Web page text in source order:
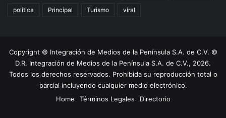
política Principal Turismo viral
Copyright © Integración de Medios de la Península S.A. de C.V. ©
D.R. Integración de Medios de la Península S.A. de C.V., 2026.
Todos los derechos reservados. Prohibida su reproducción total o
parcial incluyendo cualquier medio electrónico.
Home
Términos Legales Directorio